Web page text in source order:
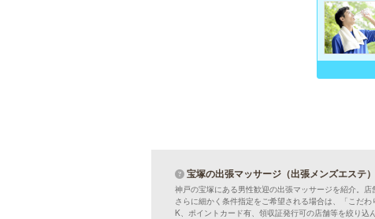
宝塚の出張マッサージ（出張メンズエステ
神戸の宝塚にある男性歓迎の出張マッサージを紹介。
さらに細かく条件指定をご希望される場合は、「こだ
K、ポイントカード有、領収証発行可の店舗等を絞り